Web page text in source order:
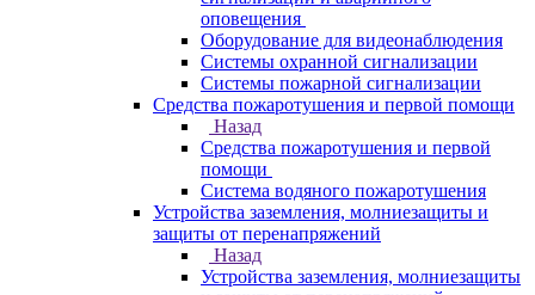
оповещения
Оборудование для видеонаблюдения
Системы охранной сигнализации
Системы пожарной сигнализации
Средства пожаротушения и первой помощи
Назад
Средства пожаротушения и первой
помощи
Система водяного пожаротушения
Устройства заземления, молниезащиты и
защиты от перенапряжений
Назад
Устройства заземления, молниезащиты